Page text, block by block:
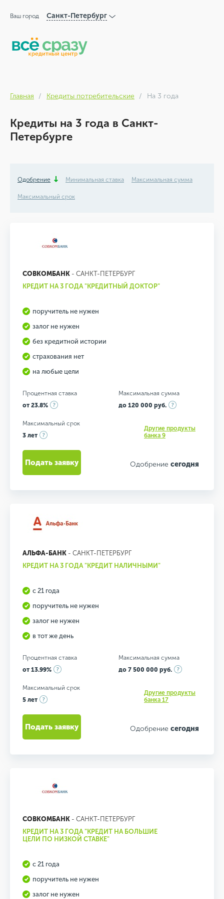
Ваш город Санкт-Петербург
Главная Кредиты потребительские На 3 года
Кредиты на 3 года в Санкт-
Петербурге
Одобрение Минимальная ставка Максимальная сумма
Максимальный срок
СОВКОМБАНК - САНКТ-ПЕТЕРБУРГ
КРЕДИТ НА 3 ГОДА "КРЕДИТНЫЙ ДОКТОР"
поручитель не нужен
залог не нужен
без кредитной истории
страхования нет
на любые цели
Процентная ставка
от 23.8%
Максимальная сумма
до 120 000 руб.
Максимальный срок
3 лет
Другие продукты
банка 9
Одобрение сегодня
Подать заявку
АЛЬФА-БАНК - САНКТ-ПЕТЕРБУРГ
КРЕДИТ НА 3 ГОДА "КРЕДИТ НАЛИЧНЫМИ"
с 21 года
поручитель не нужен
залог не нужен
в тот же день
Процентная ставка
от 13.99%
Максимальная сумма
до 7 500 000 руб.
Максимальный срок
5 лет
Другие продукты
банка 17
Одобрение сегодня
Подать заявку
СОВКОМБАНК - САНКТ-ПЕТЕРБУРГ
КРЕДИТ НА 3 ГОДА "КРЕДИТ НА БОЛЬШИЕ
ЦЕЛИ ПО НИЗКОЙ СТАВКЕ"
с 21 года
поручитель не нужен
залог не нужен